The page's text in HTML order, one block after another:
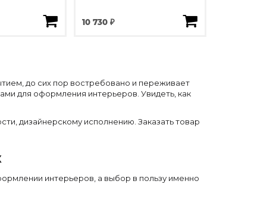
10 730 ₽
до сих пор востребовано и переживает
для оформления интерьеров. Увидеть, как
дизайнерскому исполнению. Заказать товар
интерьеров, а выбор в пользу именно